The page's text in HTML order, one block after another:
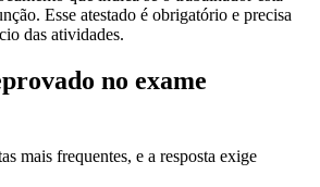
Esse atestado é obrigatório e precisa
das atividades.
no exame
mais frequentes, e a resposta exige